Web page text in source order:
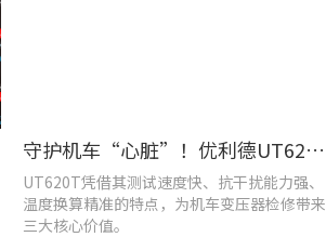
守护机车“心脏”！优利德UT620T助力HXD3C主变压器高效检修
UT620T凭借其测试速度快、抗干扰能力强、
温度换算精准的特点，为机车变压器检修带来
三大核心价值。